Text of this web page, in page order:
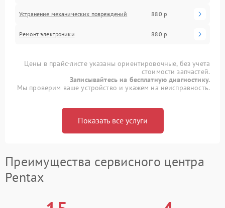
Устранение механических повреждений 880 р
Ремонт электроники 880 р
Цены в прайс-листе указаны ориентировочные, без учета
стоимости запчастей.
Записывайтесь на бесплатную диагностику.
Мы проверим ваше устройство и укажем на неисправность.
Показать все услуги
Преимущества сервисного центра
Pentax